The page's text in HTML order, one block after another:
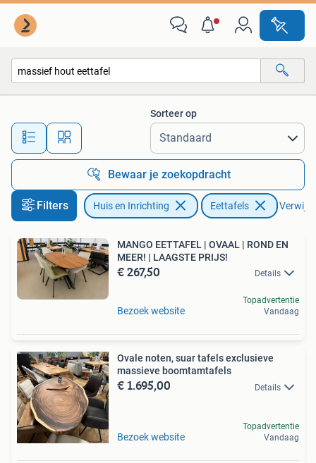
Alle afstanden…
Sorteer op
Bewaar je zoekopdracht
Filters Huis en Inrichting Eettafels
MANGO EETTAFEL | OVAAL | ROND EN
MEER! | LAAGSTE PRIJS!
€ 267,50 Details
Bezoek website
Topadvertentie
Vandaag
Ovale noten, suar tafels exclusieve
massieve boomtamtafels
€ 1.695,00 Details
Bezoek website
Topadvertentie
Vandaag